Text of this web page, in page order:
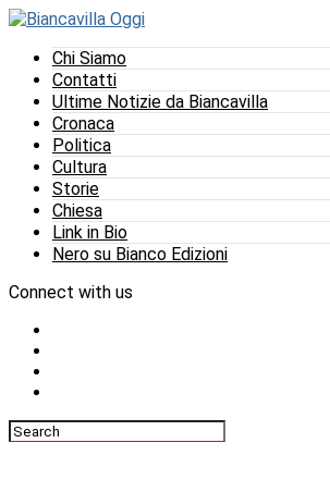
Chi Siamo
Contatti
Ultime Notizie da Biancavilla
Cronaca
Politica
Cultura
Storie
Chiesa
Link in Bio
Nero su Bianco Edizioni
Connect with us